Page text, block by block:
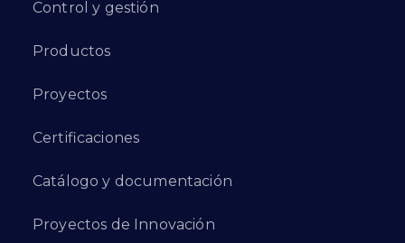
Control y gestión
Productos
Proyectos
Certificaciones
Catálogo y documentación
Proyectos de Innovación